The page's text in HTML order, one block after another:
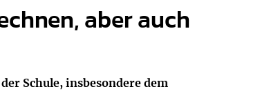
aber auch
Schule, insbesondere dem